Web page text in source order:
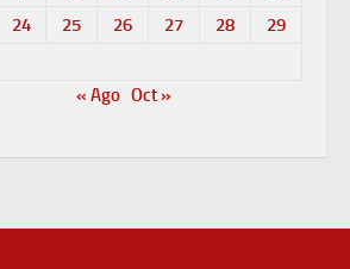
24 25 26 27 28
29
« Ago Oct »